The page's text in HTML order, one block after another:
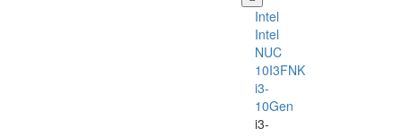
Intel
Intel
NUC
10I3FNK
i3-
10Gen
i3-